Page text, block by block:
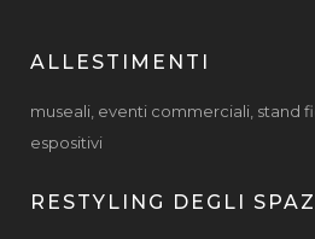
ALLESTIMENTI
museali, eventi commerciali, stand
espositivi
RESTYLING DEGLI